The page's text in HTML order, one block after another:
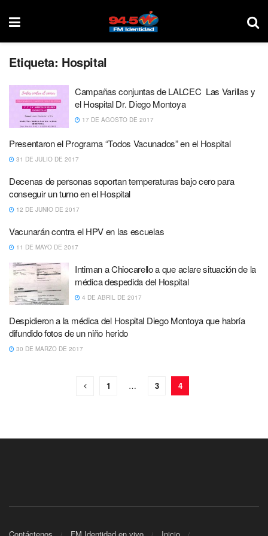
Etiqueta: Hospital
Campañas conjuntas de LALCEC Las Varillas y
el Hospital Dr. Diego Montoya
17 DE AGOSTO DE 2017
Presentaron el Programa “Todos Vacunados” en el Hospital
31 DE JULIO DE 2017
Decenas de personas soportan temperaturas bajo cero para
conseguir un turno en el Hospital
12 DE JUNIO DE 2017
Vacunarán contra el HPV en las escuelas
11 DE MAYO DE 2017
Intiman a Chiocarello a que aclare situación de la
médica despedida del Hospital
4 DE ABRIL DE 2017
Despidieron a la médica del Hospital Diego Montoya que habría
difundido fotos de un niño herido
30 DE MARZO DE 2017
1 … 3 4
Contáctenos FM Identidad en vivo Inicio